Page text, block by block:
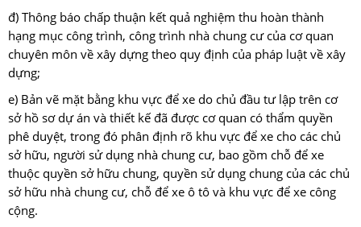
đ) Thông báo chấp thuận kết quả nghiệm thu hoàn thành
hạng mục công trình, công trình nhà chung cư của cơ quan
chuyên môn về xây dựng theo quy định của pháp luật về xây
dựng;
e) Bản vẽ mặt bằng khu vực để xe do chủ đầu tư lập trên cơ
sở hồ sơ dự án và thiết kế đã được cơ quan có thẩm quyền
phê duyệt, trong đó phân định rõ khu vực để xe cho các chủ
sở hữu, người sử dụng nhà chung cư, bao gồm chỗ để xe
thuộc quyền sở hữu chung, quyền sử dụng chung của các chủ
sở hữu nhà chung cư, chỗ để xe ô tô và khu vực để xe công
cộng.